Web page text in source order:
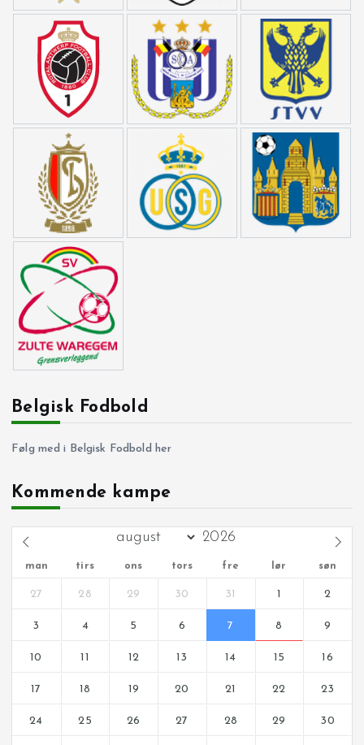
Belgisk Fodbold
Følg med i Belgisk Fodbold her
Kommende kampe
man tirs ons tors fre lør søn
27 28 29 30 31 1 2
3 4 5 6 7 8 9
10 11 12 13 14 15 16
17 18 19 20 21 22 23
24 25 26 27 28 29 30